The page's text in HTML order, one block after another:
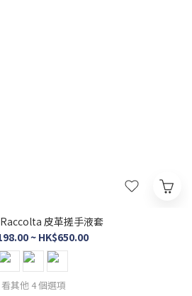
Raccolta 皮革搓手液套
~ HK$650.00
看其他 4 個選項